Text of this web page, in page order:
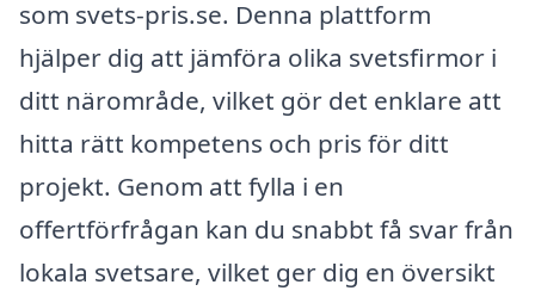
som svets-pris.se. Denna plattform
hjälper dig att jämföra olika svetsfirmor i
ditt närområde, vilket gör det enklare att
hitta rätt kompetens och pris för ditt
projekt. Genom att fylla i en
offertförfrågan kan du snabbt få svar från
lokala svetsare, vilket ger dig en översikt